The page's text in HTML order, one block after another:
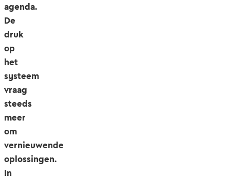
agenda.
De
druk
op
het
systeem
vraag
steeds
meer
om
vernieuwende
oplossingen.
In